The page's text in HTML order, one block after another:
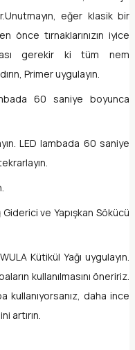
eğer klasik bir
önce tırnaklarınızın iyice
gerekir ki tüm nem
Primer uygulayın.
60 saniye boyunca
LED lambada 60 saniye
Giderici ve Yapışkan Sökücü
Kütikül Yağı uygulayın.
kullanılmasını öneririz.
kullanıyorsanız, daha ince
artırın.